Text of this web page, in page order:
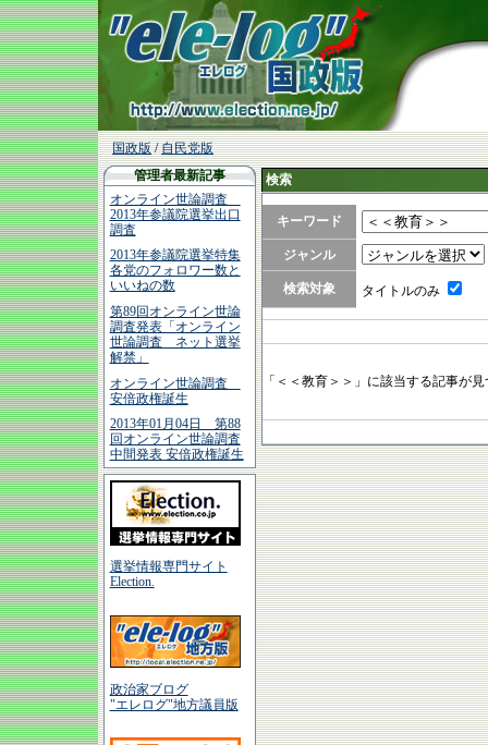
国政版/自民党版
管理者最新記事
オンライン世論調査
2013年参議院選挙出口
調査
2013年参議院選挙特集
各党のフォロワー数と
いいねの数
第89回オンライン世論
調査発表「オンライン
世論調査 ネット選挙
解禁」
オンライン世論調査
安倍政権誕生
2013年01月04日 第88
回オンライン世論調査
中間発表 安倍政権誕生
選挙情報専門サイト
Election.
政治家ブログ
"エレログ"地方議員版
検索
キーワード
ジャンル
検索対象 タイトルのみ
「＜＜教育＞＞」に該当する記事が